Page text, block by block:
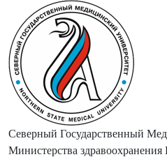
Северный Государственный
Министерства